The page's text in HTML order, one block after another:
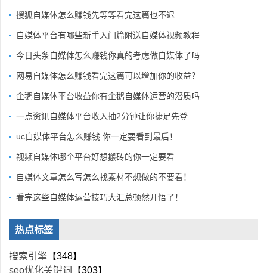
搜狐自媒体怎么赚钱先等等看完这篇也不迟
自媒体平台有哪些新手入门篇附送自媒体视频教程
今日头条自媒体怎么赚钱你真的考虑做自媒体了吗
网易自媒体怎么赚钱看完这篇可以增加你的收益？
企鹅自媒体平台收益你有企鹅自媒体运营的潜质吗
一点资讯自媒体平台收入抽2分钟让你捷足先登
uc自媒体平台怎么赚钱 你一定要看到最后！
视频自媒体哪个平台好想搬砖的你一定要看
自媒体文章怎么写怎么找素材不想做的不要看！
看完这些自媒体运营技巧大汇总顿然开悟了！
热点标签
搜索引擎 【348】
seo优化关键词
【303】